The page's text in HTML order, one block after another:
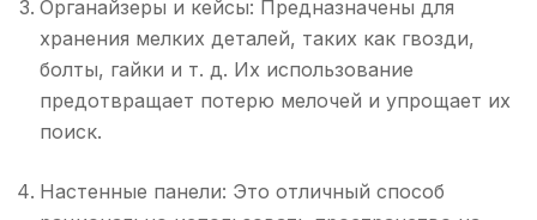
Органайзеры и кейсы: Предназначены для
хранения мелких деталей, таких как гвозди,
болты, гайки и т. д. Их использование
предотвращает потерю мелочей и упрощает их
поиск.
Настенные панели: Это отличный способ